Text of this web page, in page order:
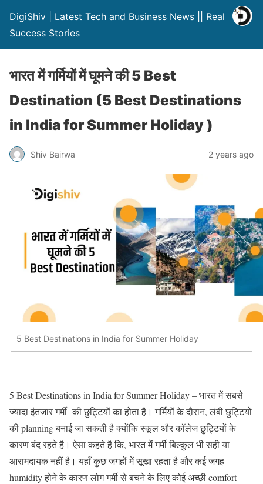
DigiShiv | Latest Tech and Business News || Real
Success Stories
भारत में गर्मियों में घूमने की 5 Best
Destination (5 Best Destinations
in India for Summer Holiday )
Shiv Bairwa 2 years ago
5 Best Destinations in India for Summer Holiday
5 Best Destinations in India for Summer Holiday – भारत में सबसे
ज्यादा इंतजार गर्मी की छुट्टियों का होता है। गर्मियों के दौरान, लंबी छुट्टियों
की planning बनाई जा सकती है क्योंकि स्कूल और कॉलेज छुट्टियों के
कारण बंद रहते है। ऐसा कहते है कि, भारत में गर्मी बिल्कुल भी सही या
आरामदायक नहीं है। यहाँ कुछ जगहों में सूखा रहता है और कई जगह
humidity होने के कारण लोग गर्मी से बचने के लिए कोई अच्छी comfort